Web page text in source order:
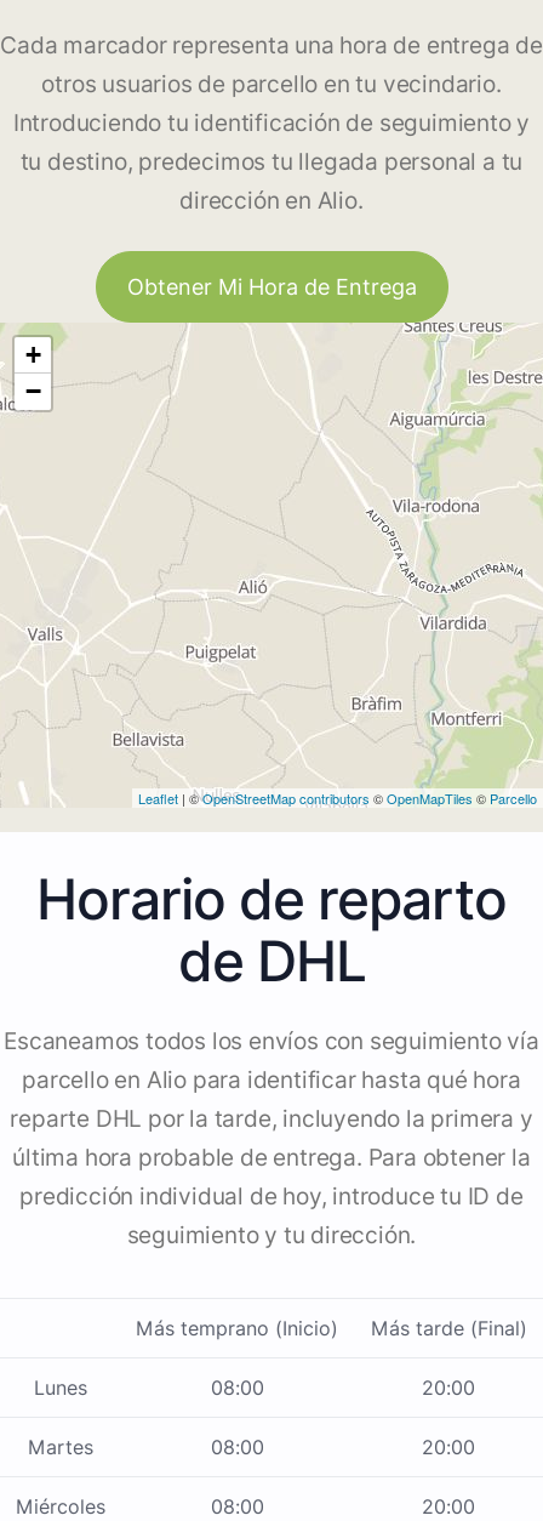
Cada marcador representa una hora de entrega de
otros usuarios de parcello en tu vecindario.
Introduciendo tu identificación de seguimiento y
tu destino, predecimos tu llegada personal a tu
dirección en Alio.
Obtener Mi Hora de Entrega
+
−
Leaflet | ©OpenStreetMap contributors ©OpenMapTiles © Parcello
Horario de reparto
de DHL
Escaneamos todos los envíos con seguimiento vía
parcello en Alio para identificar hasta qué hora
reparte DHL por la tarde, incluyendo la primera y
última hora probable de entrega. Para obtener la
predicción individual de hoy, introduce tu ID de
seguimiento y tu dirección.
Más temprano (Inicio) Más tarde (Final)
Lunes 08:00 20:00
Martes 08:00 20:00
Miércoles 08:00 20:00